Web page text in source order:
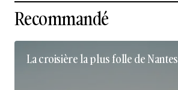
Recommandé
La croisière la plus folle de Nantes